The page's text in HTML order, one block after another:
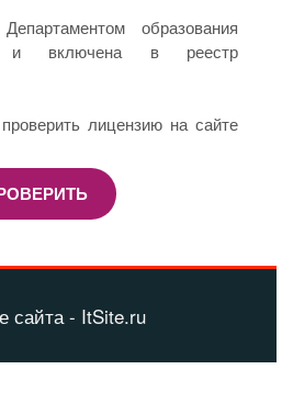
образования
и включена в реестр
лицензию на сайте
сайта - ItSite.ru